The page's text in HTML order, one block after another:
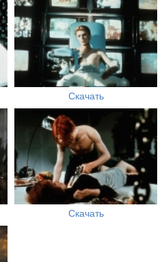
Скачать
Скачать